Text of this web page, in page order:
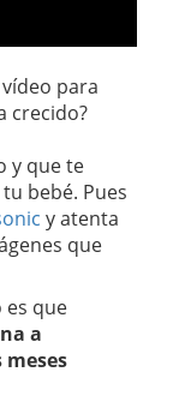
para
crecido?
y que te
bebé. Pues
y atenta
que
es que
a